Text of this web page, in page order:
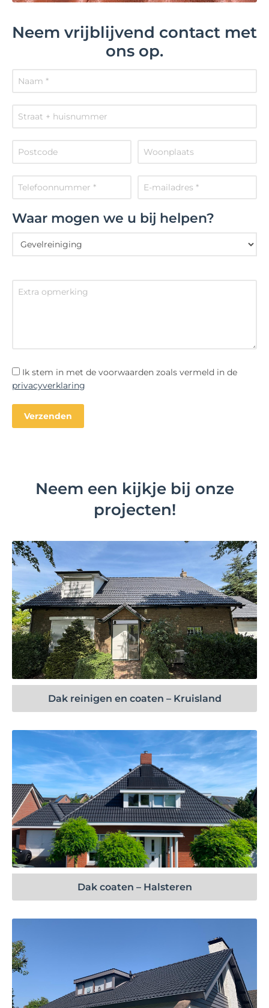
Neem vrijblijvend contact met
ons op.
Waar mogen we u bij helpen?
Ik stem in met de voorwaarden zoals vermeld in de
privacyverklaring
Neem een kijkje bij onze
projecten!
Bekijk project
Dak reinigen en coaten – Kruisland
Bekijk project
Dak coaten – Halsteren